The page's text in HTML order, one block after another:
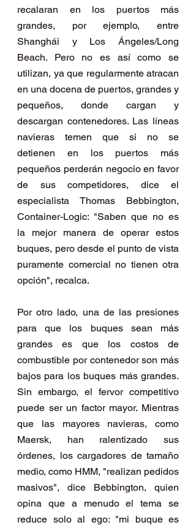
recalaran en los puertos más
grandes, por ejemplo, entre
Shanghái y Los Ángeles/Long
Beach. Pero no es así como se
utilizan, ya que regularmente atracan
en una docena de puertos, grandes y
pequeños, donde cargan y
descargan contenedores. Las líneas
navieras temen que si no se
detienen en los puertos más
pequeños perderán negocio en favor
de sus competidores, dice el
especialista Thomas Bebbington,
Container-Logic: "Saben que no es
la mejor manera de operar estos
buques, pero desde el punto de vista
puramente comercial no tienen otra
opción", recalca.
Por otro lado, una de las presiones
para que los buques sean más
grandes es que los costos de
combustible por contenedor son más
bajos para los buques más grandes.
Sin embargo, el fervor competitivo
puede ser un factor mayor. Mientras
que las mayores navieras, como
Maersk, han ralentizado sus
órdenes, los cargadores de tamaño
medio, como HMM, "realizan pedidos
masivos", dice Bebbington, quien
opina que a menudo el tema se
reduce solo al ego: "mi buque es